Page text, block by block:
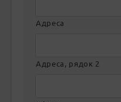
Адреса
Адреса, рядок 2